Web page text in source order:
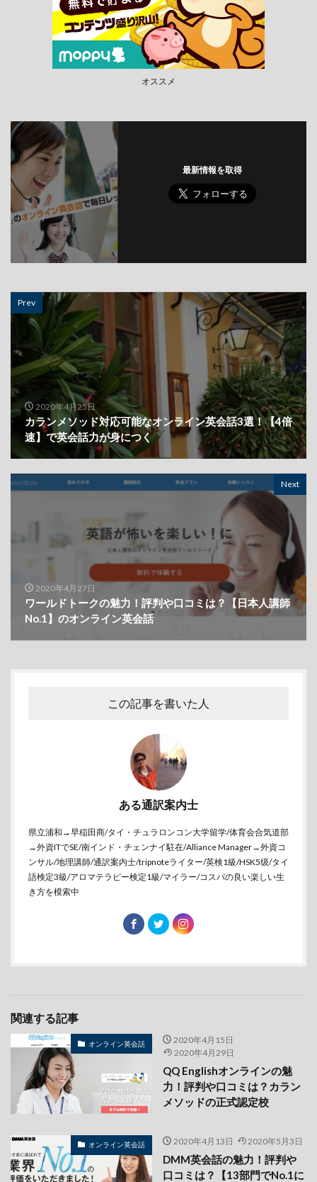
オススメ
最新情報を取得
Prev
2020年4月25日
カランメソッド対応可能なオンライン英会話3選！【4倍
速】で英会話力が身につく
Next
2020年4月27日
ワールドトークの魅力！評判や口コミは？【日本人講師
No.1】のオンライン英会話
この記事を書いた人
ある通訳案内士
県立浦和→早稲田商/タイ・チュラロンコン大学留学/体育会合気道部
→外資ITでSE/南インド・チェンナイ駐在/Alliance Manager→外資コ
ンサル/地理講師/通訳案内士/tripnoteライター/英検1級/HSK5级/タイ
語検定3級/アロマテラピー検定1級/マイラー/コスパの良い楽しい生
き方を模索中
関連する記事
オンライン英会話
2020年4月15日
2020年4月29日
QQ Englishオンラインの魅
力！評判や口コミは？カラン
メソッドの正式認定校
オンライン英会話 2020年4月13日 2020年5月3日
DMM英会話の魅力！評判や
口コミは？【13部門でNo.1に